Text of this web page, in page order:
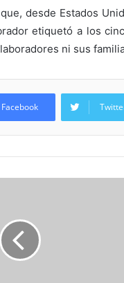
desde Estados
etiquetó a los
ni sus
Facebook